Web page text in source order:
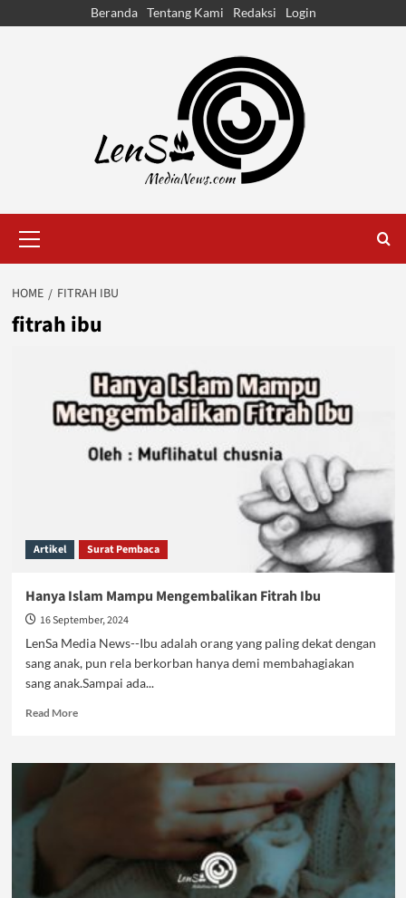
Beranda Tentang Kami Redaksi Login
Menu
HOME FITRAH IBU
fitrah ibu
Artikel Surat Pembaca
Hanya Islam Mampu Mengembalikan Fitrah Ibu
16 September, 2024
LenSa Media News--Ibu adalah orang yang paling dekat dengan
sang anak, pun rela berkorban hanya demi membahagiakan
sang anak.Sampai ada...
Read MoreRead
Hanya
Islam